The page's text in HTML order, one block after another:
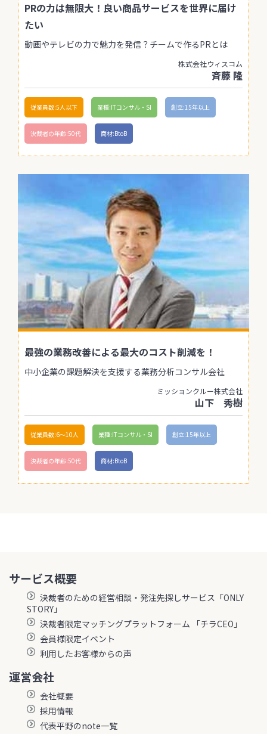
PRの力は無限大！良い商品サービスを世界に届け
たい
動画やテレビの力で魅力を発信？チームで作るPRとは
株式会社ウィスコム
斉藤 隆
従業員数:5人以下 業種:ITコンサル・SI 創立:15年以上
決裁者の年齢:50代 商材:BtoB
最強の業務改善による最大のコスト削減を！
中小企業の課題解決を支援する業務分析コンサル会社
ミッションクルー株式会社
山下 秀樹
従業員数:6～10人 業種:ITコンサル・SI 創立:15年以上
決裁者の年齢:50代 商材:BtoB
サービス概要
決裁者のための経営相談・発注先探しサービス「ONLY
STORY」
決裁者限定マッチングプラットフォーム 「チラCEO」
会員様限定イベント
利用したお客様からの声
運営会社
会社概要
採用情報
代表平野のnote一覧